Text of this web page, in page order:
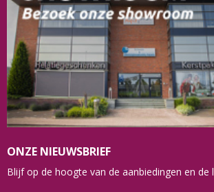
ONZE NIEUWSBRIEF
Blijf op de hoogte van de aanbiedingen en de